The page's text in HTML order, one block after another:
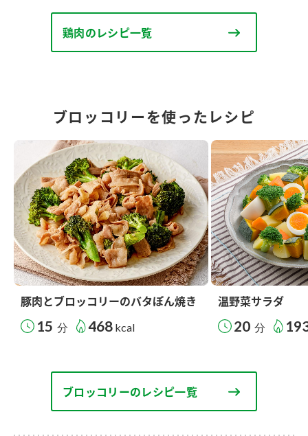
鶏肉のレシピ一覧
ブロッコリーを使ったレシピ
豚肉とブロッコリーのバタぽん焼き
15 分 468 kcal
温野菜サラダ
20 分
ブロッコリーのレシピ一覧